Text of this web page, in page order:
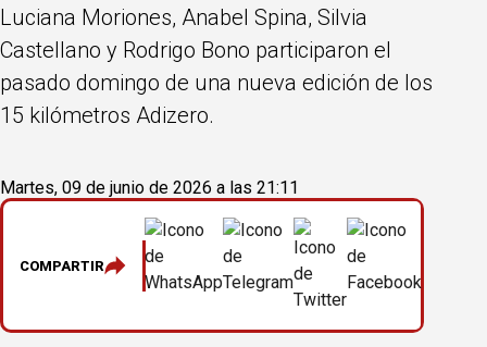
Luciana Moriones, Anabel Spina, Silvia
Castellano y Rodrigo Bono participaron el
pasado domingo de una nueva edición de los
15 kilómetros Adizero.
Martes, 09 de junio de 2026 a las 21:11
COMPARTIR